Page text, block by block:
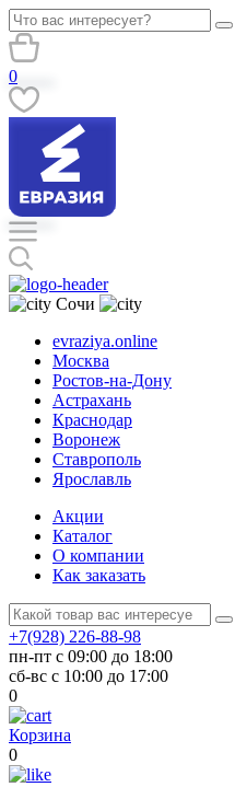
0
Сочи
evraziya.online
Москва
Ростов-на-Дону
Астрахань
Краснодар
Воронеж
Ставрополь
Ярославль
Акции
Каталог
О компании
Как заказать
+7(928) 226-88-98
пн-пт с 09:00 до 18:00
сб-вс с 10:00 до 17:00
0
Корзина
0